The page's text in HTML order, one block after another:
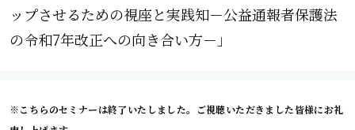
ップさせるための視座と実践知－公益通報者保護法
の令和7年改正への向き合い方－」
※こちらのセミナーは終了いたしました。ご視聴いただきました皆様にお礼